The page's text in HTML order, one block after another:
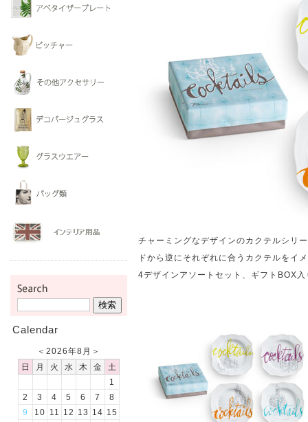
Calendar
＜ 2026年8月 ＞
日
月 火 水 木 金
土
1
2
3 4 5 6 7
8
9
10 11 12 13 14 15
チャーミングなデザインのカクテルシリ
ドから逆にそれぞれに合うカクテルをイ
4デザインアソートセット、ギフト